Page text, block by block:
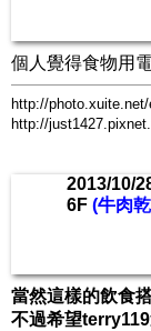
個人覺得食物用
http://
http://
2013/10/
6F (牛肉
當然這樣的飲食
不過希望